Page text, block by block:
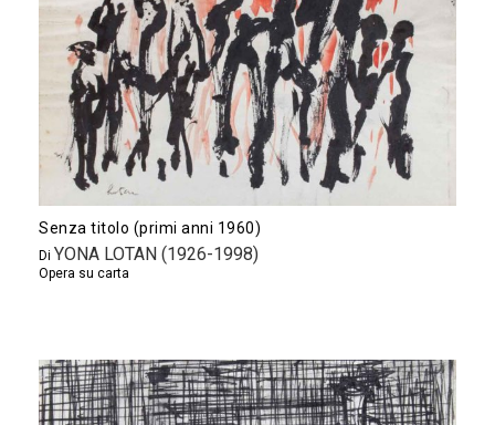
Senza titolo (primi anni 1960)
Di YONA LOTAN (1926-1998)
Opera su carta